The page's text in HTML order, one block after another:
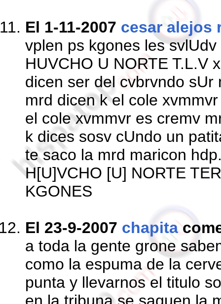
El 1-11-2007 cesar alejos
vplen ps kgones les
HUVCHO U NORTE T.L.V
dicen ser del cvbrvndo sUr
mrd dicen k el cole
el cole xvmmvr es cremv
k dices sosv cUndo un
te saco la mrd maricon
H[U]VCHO [U] NORTE
KGONES
El 23-9-2007 chapita
a toda la gente grone
como la espuma de la
punta y llevarnos el titulo